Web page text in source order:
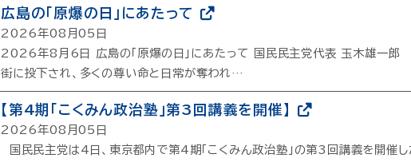
広島の「原爆の日」にあたって
2026年08月05日
2026年8月6日 広島の「原爆の日」にあたって 国民民主党代表 玉木雄一
街に投下され、多くの尊い命と日常が奪われ…
【第4期「こくみん政治塾」第3回講義を開催】
2026年08月05日
国民民主党は4日、東京都内で第4期「こくみん政治塾」の第3回講義を開催し